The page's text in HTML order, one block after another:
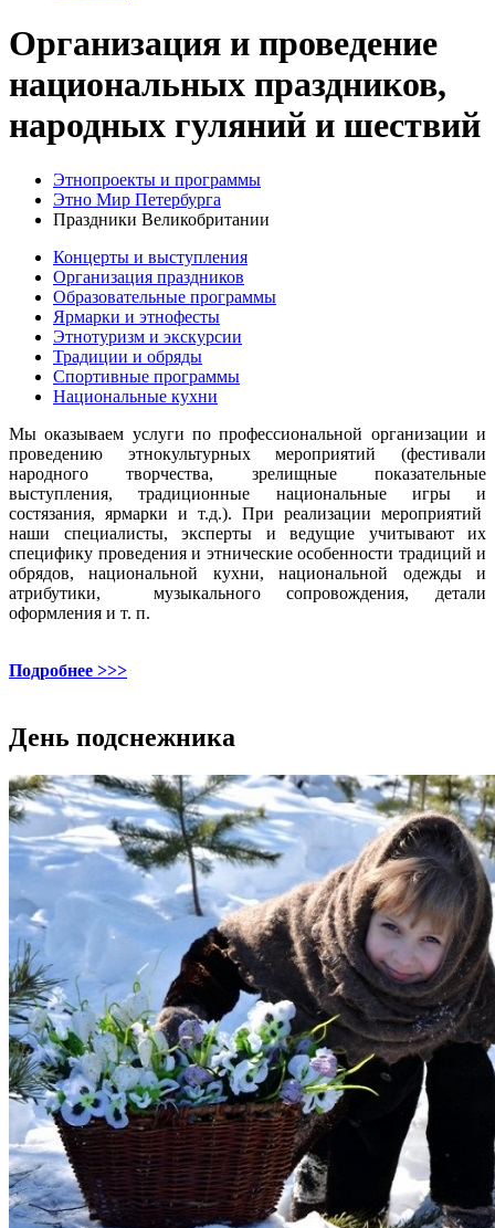
Организация и проведение
национальных праздников,
народных гуляний и шествий
Этнопроекты и программы
Этно Мир Петербурга
Праздники Великобритании
Концерты и выступления
Организация праздников
Образовательные программы
Ярмарки и этнофесты
Этнотуризм и экскурсии
Традиции и обряды
Спортивные программы
Национальные кухни
Мы оказываем услуги по профессиональной организации и
проведению этнокультурных мероприятий (фестивали
народного творчества, зрелищные показательные
выступления, традиционные национальные игры и
состязания, ярмарки и т.д.). При реализации мероприятий
наши специалисты, эксперты и ведущие учитывают их
специфику проведения и этнические особенности традиций и
обрядов, национальной кухни, национальной одежды и
атрибутики, музыкального сопровождения, детали
оформления и т. п.
Подробнее >>>
День подснежника